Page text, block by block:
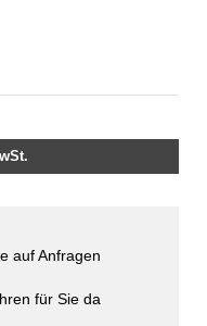
auf Anfragen
für Sie da